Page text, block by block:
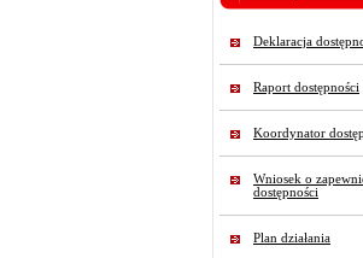
Deklaracja
Raport dostępności
Koordynator
Wniosek o
dostępności
Plan działania